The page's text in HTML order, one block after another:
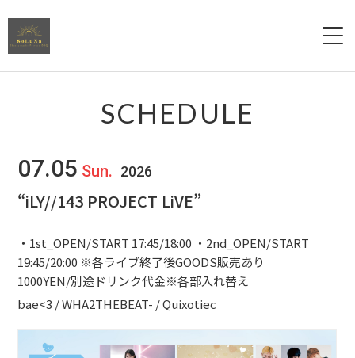
Menu
Access
Contact
SCHEDULE
07.05 Sun. 2026
“iLY//143 PROJECT LiVE”
・1st_OPEN/START 17:45/18:00 ・2nd_OPEN/START
19:45/20:00 ※各ライブ終了後GOODS販売あり
1000YEN/別途ドリンク代金※各部入れ替え
bae<3 / WHA2THEBEAT- / Quixotiec